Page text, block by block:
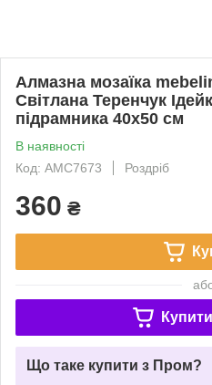
Алмазна мозаїка
Світлана Теренчук
підрамника 40х50 см
В наявності
Код: AMC7673
Роздріб
360 ₴
Що таке купити з Пром?